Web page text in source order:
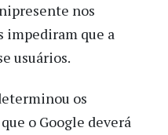
nos
impediram que a
usuários.
os
o Google deverá